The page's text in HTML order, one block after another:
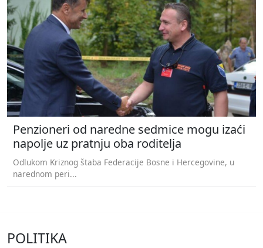
Penzioneri od naredne sedmice mogu izaći
napolje uz pratnju oba roditelja
Odlukom Kriznog štaba Federacije Bosne i Hercegovine, u
narednom peri...
POLITIKA